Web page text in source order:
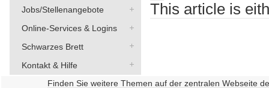
Jobs/Stellenangebote
Online-Services & Logins
Schwarzes Brett
Kontakt & Hilfe
This article is
Finden Sie weitere Themen auf der zentralen Webseite